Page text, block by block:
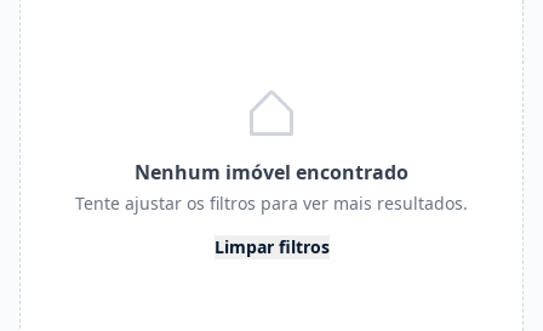
Nenhum imóvel encontrado
Tente ajustar os filtros para ver mais resultados.
Limpar filtros